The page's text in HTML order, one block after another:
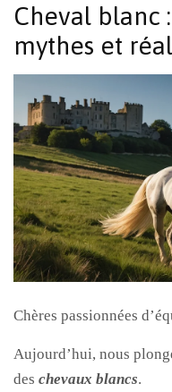
Cheval blanc
mythes et
Chères passionnées
Aujourd’hui, nous
des chevaux blancs.